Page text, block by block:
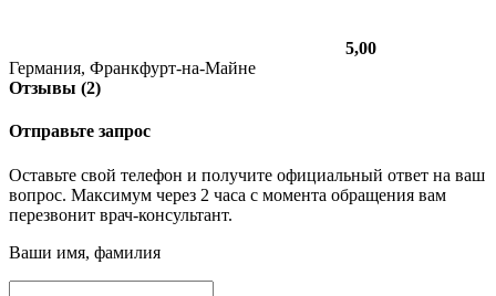
5,00
Германия, Франкфурт-на-Майне
Отзывы (2)
Отправьте запрос
Оставьте свой телефон и получите официальный ответ на ваш
вопрос. Максимум через 2 часа с момента обращения вам
перезвонит врач-консультант.
Ваши имя, фамилия